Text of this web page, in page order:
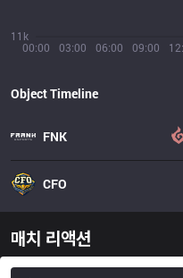
00:00 03:00 06:00 09:00
11k
Object Timeline
FNK
CFO
매치 리액션